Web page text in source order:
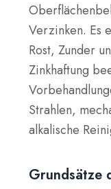
Verzinken. Es
Rost, Zunder
Zinkhaftung
Strahlen,
alkalische
Grundsätze